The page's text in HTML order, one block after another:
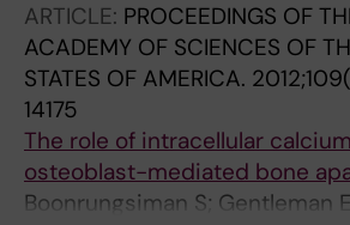
ARTICLE: PROCEEDINGS OF
ACADEMY OF SCIENCES OF
STATES OF AMERICA.
14175
The role of intracellular
osteoblast-mediated bone
Boonrungsiman S; Gentleman